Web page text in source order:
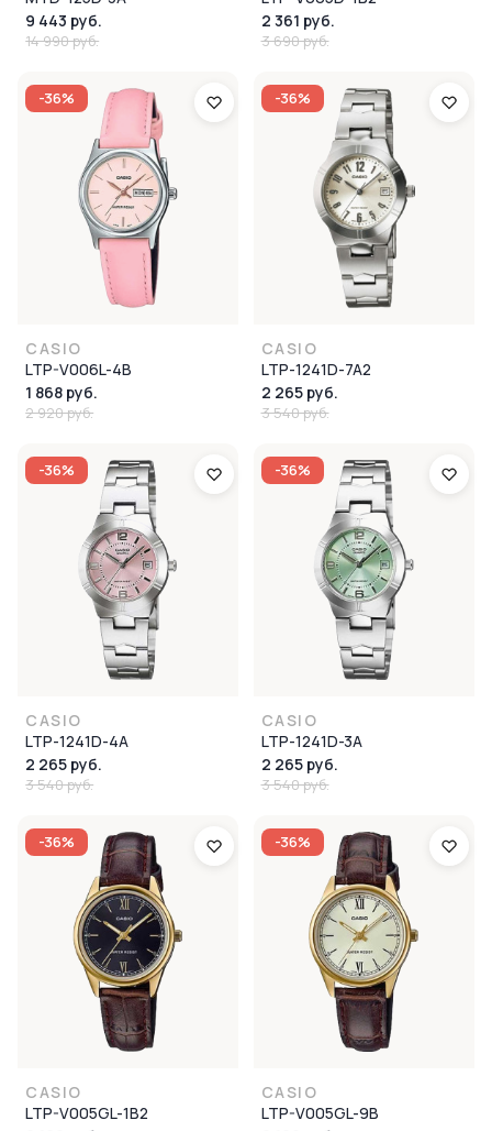
9 443 руб.
14 990 руб.
2 361 руб.
3 690 руб.
-36%
CASIO
LTP-V006L-4B
1 868 руб.
2 920 руб.
-36%
CASIO
LTP-1241D-7A2
2 265 руб.
3 540 руб.
-36%
CASIO
LTP-1241D-4A
2 265 руб.
3 540 руб.
-36%
CASIO
LTP-1241D-3A
2 265 руб.
3 540 руб.
-36%
CASIO
LTP-V005GL-1B2
-36%
CASIO
LTP-V005GL-9B